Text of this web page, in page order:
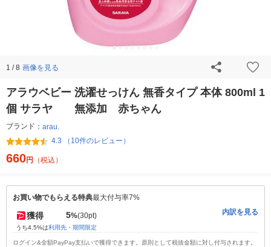
1 / 8 画像を見る
アラウベビー 洗濯せっけん 無香タイプ 本体 800ml 1
個 サラヤ 無添加 赤ちゃん
ブランド： arau.
4.3 （10件のレビュー）
660円 （税込）
お買い物でもらえる特典最大付与率7%
獲得 5%(30pt)
うち4.5%は利用先・期間限定
内訳を見る
ログイン&全額PayPay支払いで獲得できます。原則として税抜金額に対し付与されます。